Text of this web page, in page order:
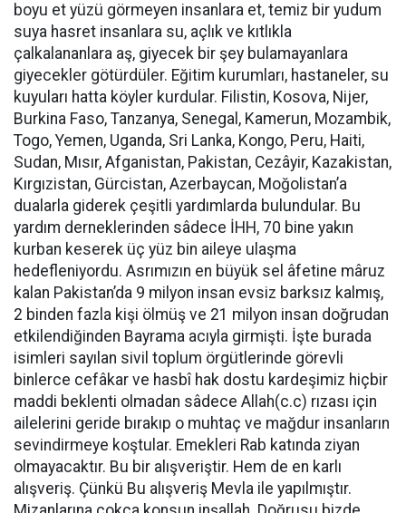
boyu et yüzü görmeyen insanlara et, temiz bir yudum
suya hasret insanlara su, açlık ve kıtlıkla
çalkalananlara aş, giyecek bir şey bulamayanlara
giyecekler götürdüler. Eğitim kurumları, hastaneler, su
kuyuları hatta köyler kurdular. Filistin, Kosova, Nijer,
Burkina Faso, Tanzanya, Senegal, Kamerun, Mozambik,
Togo, Yemen, Uganda, Sri Lanka, Kongo, Peru, Haiti,
Sudan, Mısır, Afganistan, Pakistan, Cezâyir, Kazakistan,
Kırgızistan, Gürcistan, Azerbaycan, Moğolistan’a
dualarla giderek çeşitli yardımlarda bulundular. Bu
yardım derneklerinden sâdece İHH, 70 bine yakın
kurban keserek üç yüz bin aileye ulaşma
hedefleniyordu. Asrımızın en büyük sel âfetine mâruz
kalan Pakistan’da 9 milyon insan evsiz barksız kalmış,
2 binden fazla kişi ölmüş ve 21 milyon insan doğrudan
etkilendiğinden Bayrama acıyla girmişti. İşte burada
isimleri sayılan sivil toplum örgütlerinde görevli
binlerce cefâkar ve hasbî hak dostu kardeşimiz hiçbir
maddi beklenti olmadan sâdece Allah(c.c) rızası için
ailelerini geride bırakıp o muhtaç ve mağdur insanların
sevindirmeye koştular. Emekleri Rab katında ziyan
olmayacaktır. Bu bir alışveriştir. Hem de en karlı
alışveriş. Çünkü Bu alışveriş Mevla ile yapılmıştır.